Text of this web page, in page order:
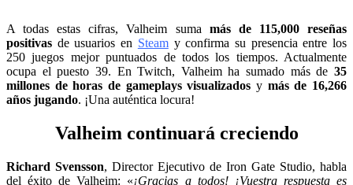
A todas estas cifras, Valheim suma más de 115,000 reseñas
positivas de usuarios en Steamy confirma su presencia entre los
250 juegos mejor puntuados ​​de todos los tiempos. Actualmente
ocupa el puesto 39. En Twitch, Valheim ha sumado más de 35
millones de horas de gameplays visualizados y más de 16,266
años jugando. ¡Una auténtica locura!
Valheim continuará creciendo
Richard Svensson, Director Ejecutivo de Iron Gate Studio, habla
del éxito de Valheim: «¡Gracias a todos! ¡Vuestra respuesta es